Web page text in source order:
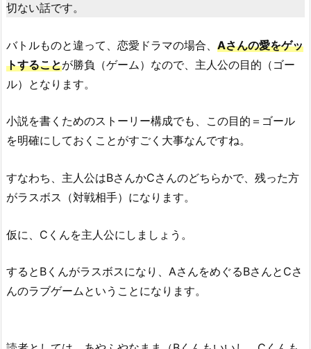
切ない話です。
バトルものと違って、恋愛ドラマの場合、 Aさんの愛をゲッ
トすることが勝負（ゲーム）なので、主人公の目的（ゴー
ル）となります。
小説を書くためのストーリー構成でも、この目的＝ゴール
を明確にしておくことがすごく大事なんですね。
すなわち、主人公はBさんかCさんのどちらかで、残った方
がラスボス（対戦相手）になります。
仮に、Cくんを主人公にしましょう。
するとBくんがラスボスになり、AさんをめぐるBさんとCさ
んのラブゲームということになります。